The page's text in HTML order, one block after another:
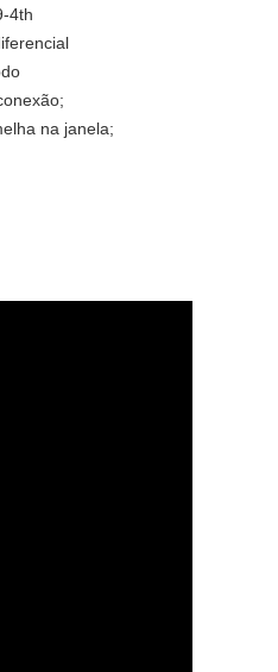
4th
na janela;